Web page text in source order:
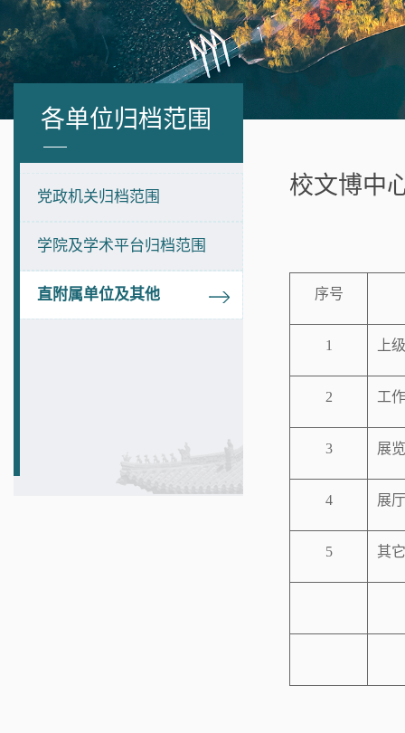
各单位归档范围
党政机关归档范围
学院及学术平台归档范围
直附属单位及其他
校文博中
序号
1 上
2 工
3 展
4 展
5 其